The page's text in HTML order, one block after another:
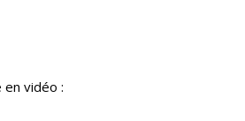
en vidéo :